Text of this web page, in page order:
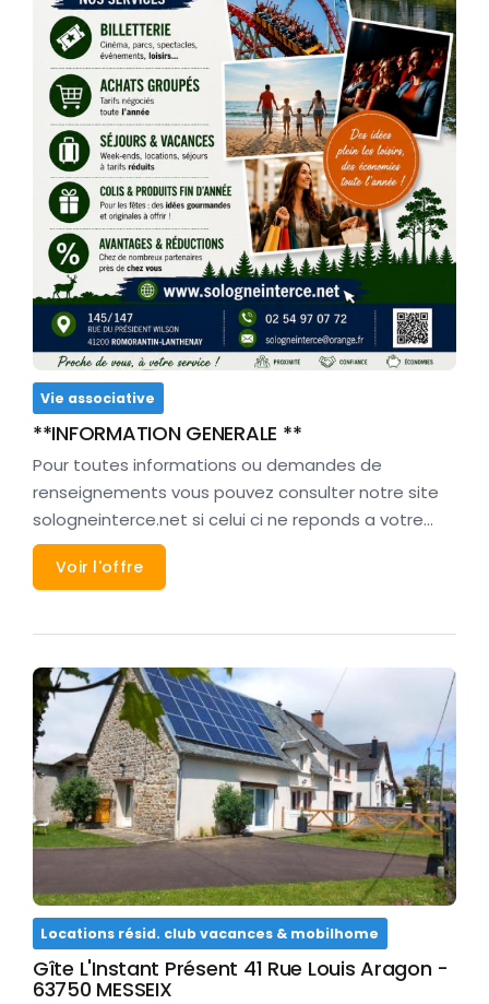
Vie associative
**INFORMATION GENERALE **
Pour toutes informations ou demandes de
renseignements vous pouvez consulter notre site
sologneinterce.net si celui ci ne reponds a votre…
Voir l'offre
Locations résid. club vacances & mobilhome
Gîte L'Instant Présent 41 Rue Louis Aragon -
63750 MESSEIX